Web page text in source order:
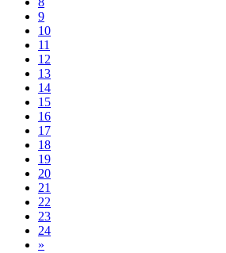
9
10
11
12
13
14
15
16
17
18
19
20
21
22
23
24
»